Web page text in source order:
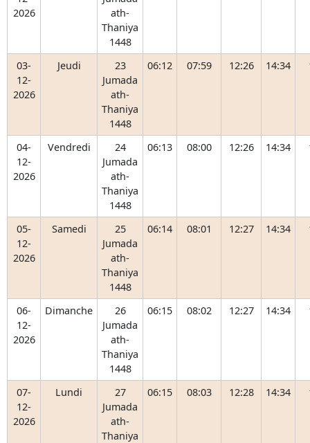
2026
ath-
Thaniya
1448
03-
12-
2026
Jeudi
23
Jumada
ath-
Thaniya
1448
06:12 07:59 12:26 14:34
04-
12-
2026
Vendredi
24
Jumada
ath-
Thaniya
1448
06:13 08:00 12:26 14:34
05-
12-
2026
Samedi
25
Jumada
ath-
Thaniya
1448
06:14 08:01 12:27 14:34
06-
12-
2026
Dimanche
26
Jumada
ath-
Thaniya
1448
06:15 08:02 12:27 14:34
07-
12-
2026
Lundi
27
Jumada
ath-
Thaniya
06:15 08:03 12:28 14:34